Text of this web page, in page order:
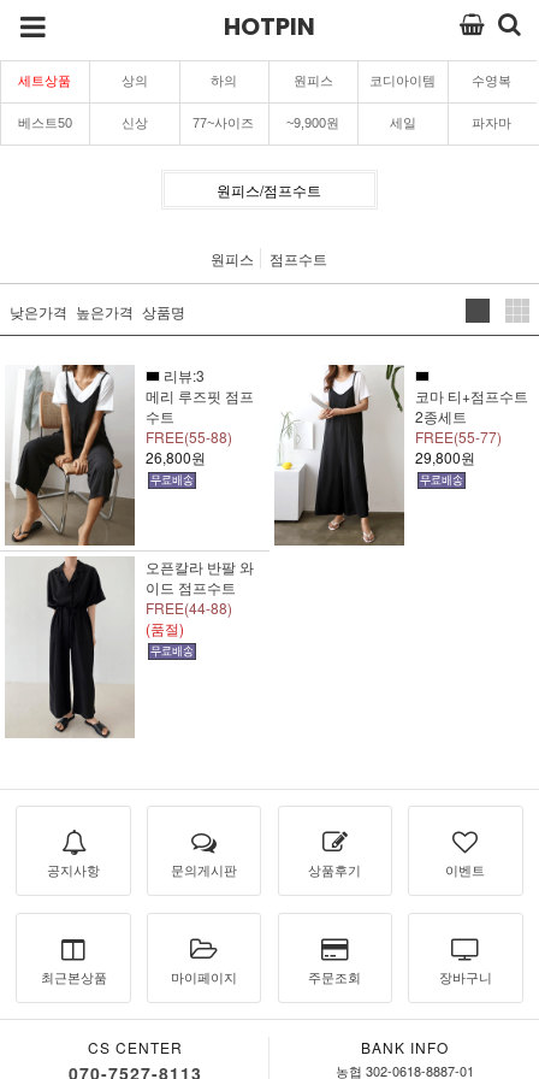
HOTPIN
세트상품 상의 하의 원피스 코디아이템 수영복
베스트50 신상 77~사이즈 ~9,900원 세일 파자마
원피스/점프수트
원피스 점프수트
낮은가격 높은가격 상품명
리뷰:3
메리 루즈핏 점프
수트
FREE(55-88)
26,800원
코마 티+점프수트
2종세트
FREE(55-77)
29,800원
오픈칼라 반팔 와
이드 점프수트
FREE(44-88)
(품절)
공지사항 문의게시판 상품후기 이벤트
최근본상품 마이페이지 주문조회 장바구니
CS CENTER
070-7527-8113
BANK INFO
농협 302-0618-8887-01